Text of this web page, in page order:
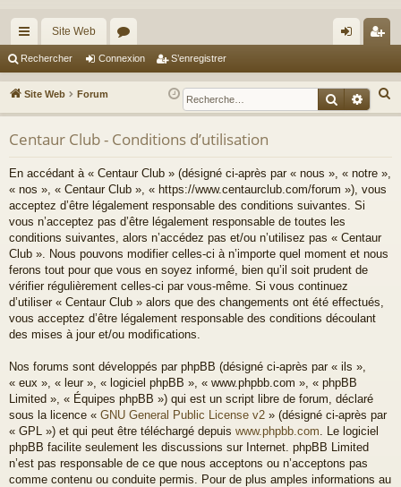
cc
ès
ra
pi
Site Web
or
u
m
s
ne
xi
nr
eg
r
Rechercher Connexion S’enregistrer
Site Web Forum
e
Centaur Club - Conditions d’utilisation
En accédant à « Centaur Club » (désigné ci-après par « nous », « notre »,
« nos », « Centaur Club », « https://www.centaurclub.com/forum »), vous
acceptez d’être légalement responsable des conditions suivantes. Si
vous n’acceptez pas d’être légalement responsable de toutes les
conditions suivantes, alors n’accédez pas et/ou n’utilisez pas « Centaur
Club ». Nous pouvons modifier celles-ci à n’importe quel moment et nous
ferons tout pour que vous en soyez informé, bien qu’il soit prudent de
vérifier régulièrement celles-ci par vous-même. Si vous continuez
d’utiliser « Centaur Club » alors que des changements ont été effectués,
vous acceptez d’être légalement responsable des conditions découlant
des mises à jour et/ou modifications.
Nos forums sont développés par phpBB (désigné ci-après par « ils »,
« eux », « leur », « logiciel phpBB », « www.phpbb.com », « phpBB
Limited », « Équipes phpBB ») qui est un script libre de forum, déclaré
sous la licence « GNU General Public License v2 » (désigné ci-après par
« GPL ») et qui peut être téléchargé depuis www.phpbb.com . Le logiciel
phpBB facilite seulement les discussions sur Internet. phpBB Limited
n’est pas responsable de ce que nous acceptons ou n’acceptons pas
comme contenu ou conduite permis. Pour de plus amples informations au